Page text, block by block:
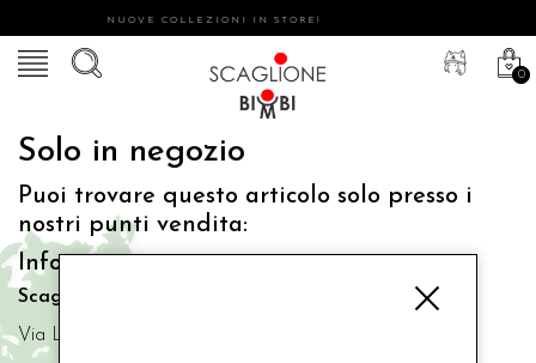
NUOVE COLLEZIONI IN STORE!
0
Solo in negozio
Puoi trovare questo articolo solo presso i
nostri punti vendita:
Info contatti
Scaglione Bimbi di Iacono Maria Angela
Via Luigi Mazzella,73 80077 Ischia